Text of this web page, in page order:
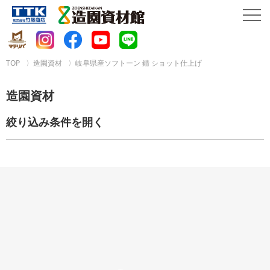
TOP 造園資材 岐阜県産ソフトーン 錆 ショット仕上げ
造園資材